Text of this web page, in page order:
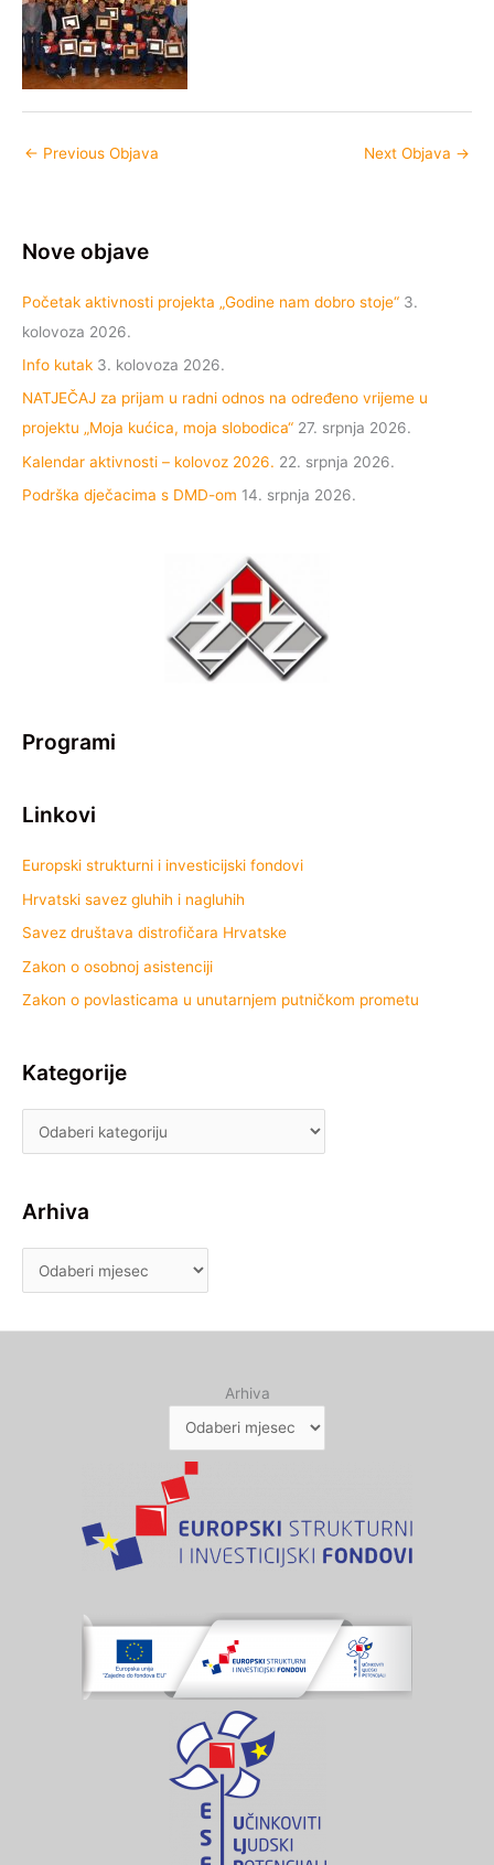
← Previous Objava Next Objava →
Nove objave
Početak aktivnosti projekta „Godine nam dobro stoje“ 3.
kolovoza 2026.
Info kutak 3. kolovoza 2026.
NATJEČAJ za prijam u radni odnos na određeno vrijeme u
projektu „Moja kućica, moja slobodica“ 27. srpnja 2026.
Kalendar aktivnosti – kolovoz 2026. 22. srpnja 2026.
Podrška dječacima s DMD-om 14. srpnja 2026.
Programi
Linkovi
Europski strukturni i investicijski fondovi
Hrvatski savez gluhih i nagluhih
Savez društava distrofičara Hrvatske
Zakon o osobnoj asistenciji
Zakon o povlasticama u unutarnjem putničkom prometu
Kategorije
Arhiva
Arhiva